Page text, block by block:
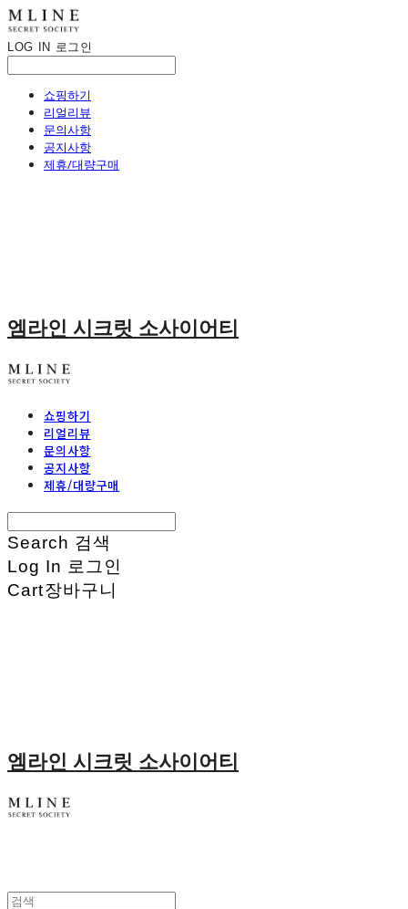
LOG IN 로그인
쇼핑하기
리얼리뷰
문의사항
공지사항
제휴/대량구매
엠라인 시크릿 소사이어티
쇼핑하기
리얼리뷰
문의사항
공지사항
제휴/대량구매
Search 검색
Log In 로그인
Cart장바구니
엠라인 시크릿 소사이어티